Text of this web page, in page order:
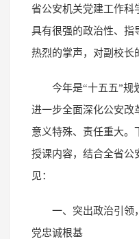
省公安机关党建工作科
具有很强的政治性、指
热烈的掌声，对副校长
今年是“十五五”规
进一步全面深化公安改
意义特殊、责任重大。
授课内容，结合全省公
见：
一、突出政治引领
党忠诚根基